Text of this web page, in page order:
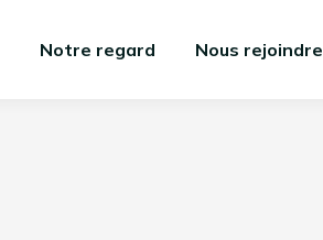
Notre regard Nous rejoindre